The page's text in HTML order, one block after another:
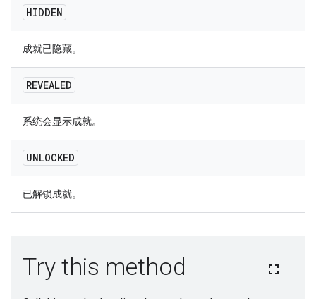
HIDDEN
成就已隐藏。
REVEALED
系统会显示成就。
UNLOCKED
已解锁成就。